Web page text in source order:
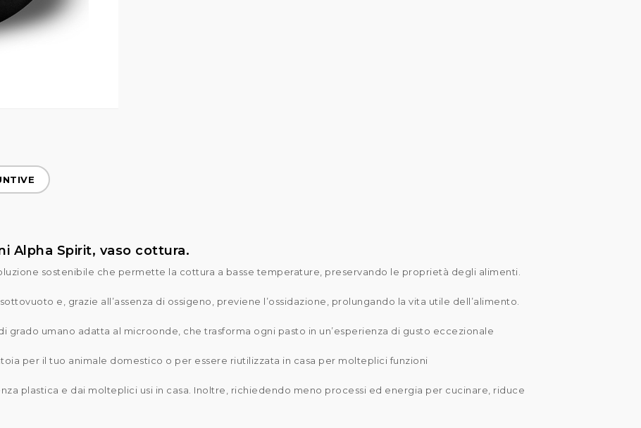
Alpha Spirit, vaso cottura.
sostenibile che permette la cottura a basse temperature, preservando le proprietà degli alimenti.
e, grazie all’assenza di ossigeno, previene l’ossidazione, prolungando la vita utile dell’alimento.
umano adatta al microonde, che trasforma ogni pasto in un’esperienza di gusto eccezionale
per il tuo animale domestico o per essere riutilizzata in casa per molteplici funzioni
plastica e dai molteplici usi in casa. Inoltre, richiedendo meno processi ed energia per cucinare, riduce